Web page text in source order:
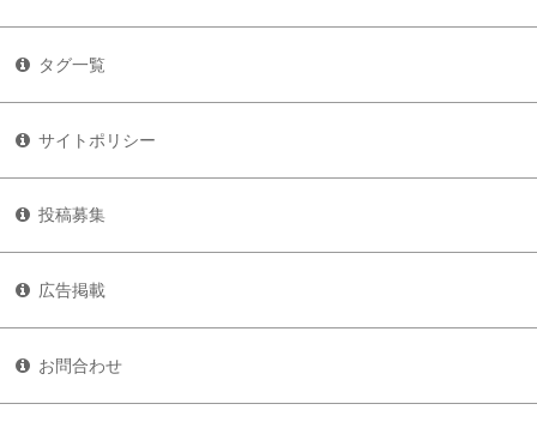
タグ一覧
サイトポリシー
投稿募集
広告掲載
お問合わせ